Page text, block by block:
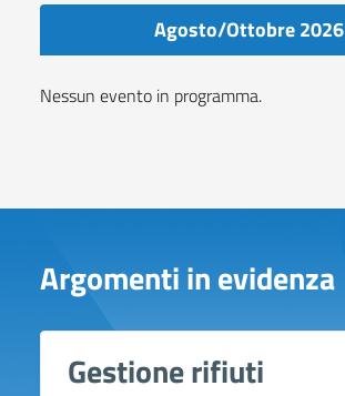
Agosto/Ottobre 2026
Nessun evento in programma.
Argomenti in evidenza
Gestione rifiuti